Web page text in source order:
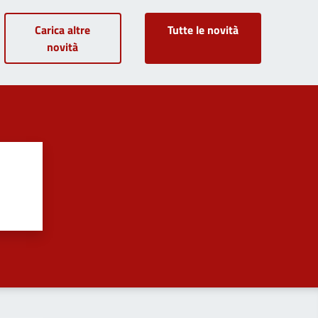
Carica altre
novità
Tutte le novità